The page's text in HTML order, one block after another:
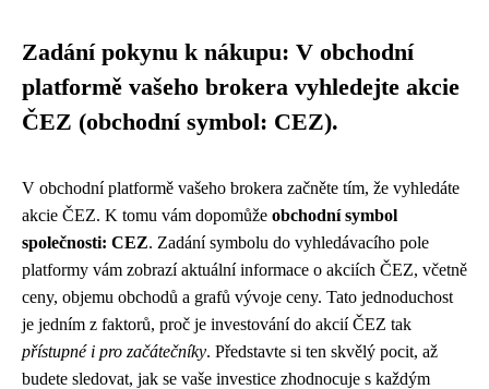
Zadání pokynu k nákupu: V obchodní
platformě vašeho brokera vyhledejte akcie
ČEZ (obchodní symbol: CEZ).
V obchodní platformě vašeho brokera začněte tím, že vyhledáte
akcie ČEZ. K tomu vám dopomůže obchodní symbol
společnosti: CEZ. Zadání symbolu do vyhledávacího pole
platformy vám zobrazí aktuální informace o akciích ČEZ, včetně
ceny, objemu obchodů a grafů vývoje ceny. Tato jednoduchost
je jedním z faktorů, proč je investování do akcií ČEZ tak
přístupné i pro začátečníky. Představte si ten skvělý pocit, až
budete sledovat, jak se vaše investice zhodnocuje s každým